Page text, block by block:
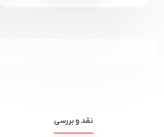
نقد و بررسی